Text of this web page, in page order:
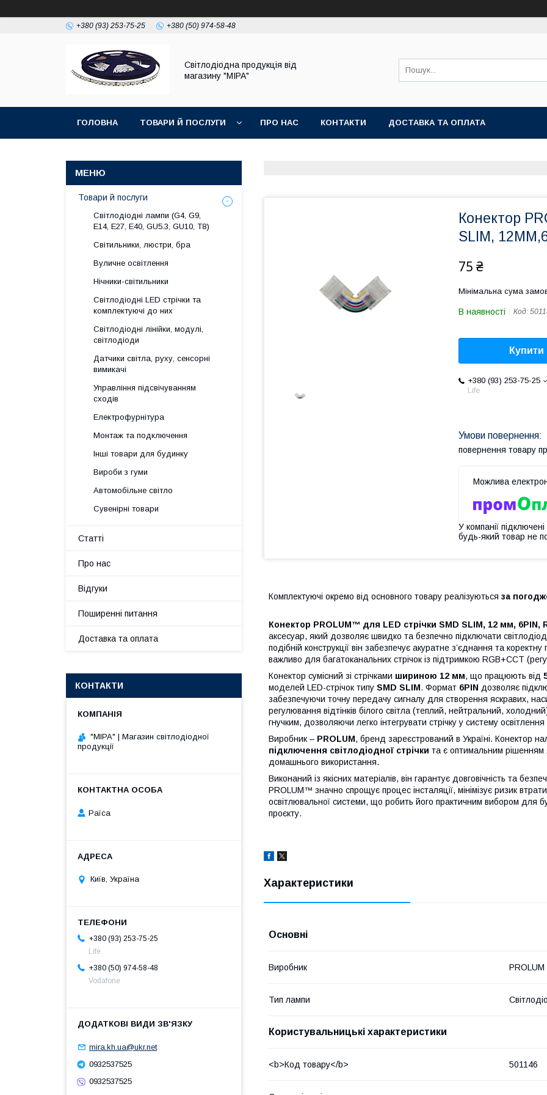
+380 (93) 253-75-25 +380 (50) 974-58-48
Світлодіодна продукція від
магазину "МІРА"
ГОЛОВНА ТОВАРИ Й ПОСЛУГИ ПРО НАС КОНТАКТИ ДОСТАВКА ТА ОПЛАТА
Конектор
SLIM,
75 ₴
Мінімальна сума
В наявності Код:
Купити
+380 (93) 253-75-25
Life
повернення товару
У компанії
будь-який товар не
Комплектуючі окремо від основного товару реалізуються за
Конектор PROLUM™ для LED стрічки SMD SLIM, 12 мм, 6PIN,
аксесуар, який дозволяє швидко та безпечно підключати
подібній конструкції він забезпечує акуратне з’єднання та
важливо для багатоканальних стрічок із підтримкою RGB+CCT
Конектор сумісний зі стрічками шириною 12 мм, що працюють від
моделей LED-стрічок типу SMD SLIM. Формат 6PIN дозволяє
забезпечуючи точну передачу сигналу для створення яскравих,
регулювання відтінків білого світла (теплий, нейтральний,
гнучким, дозволяючи легко інтегрувати стрічку у систему
Виробник – PROLUM, бренд зареєстрований в Україні. Конектор
підключення світлодіодної стрічки та є оптимальним рішенням
домашнього використання.
Виконаний із якісних матеріалів, він гарантує довговічність та
PROLUM™ значно спрощує процес інсталяції, мінімізує ризик
освітлювальної системи, що робить його практичним вибором для
проєкту.
Характеристики
Основні
Виробник PROLUM
Тип лампи
Користувальницькі характеристики
<b>Код товару</b> 501146
Товари й послуги
Світлодіодні лампи (G4, G9,
E14, E27, Е40, GU5.3, GU10, Т8)
Світильники, люстри, бра
Вуличне освітлення
Нічники-світильники
Світлодіодні LED стрічки та
комплектуючі до них
Світлодіодні лінійки, модулі,
світлодіоди
Датчики світла, руху, сенсорні
вимикачі
Управління підсвічуванням
сходів
Електрофурнітура
Монтаж та подключення
Інші товари для будинку
Вироби з гуми
Автомобільне світло
Сувенірні товари
Статті
Про нас
Відгуки
Поширенні питання
Доставка та оплата
КОНТАКТИ
"МІРА" | Магазин світлодіодної
продукції
Раїса
Київ, Україна
+380 (93) 253-75-25
Life
+380 (50) 974-58-48
Vodafone
mira.kh.ua@ukr.net
0932537525
0932537525